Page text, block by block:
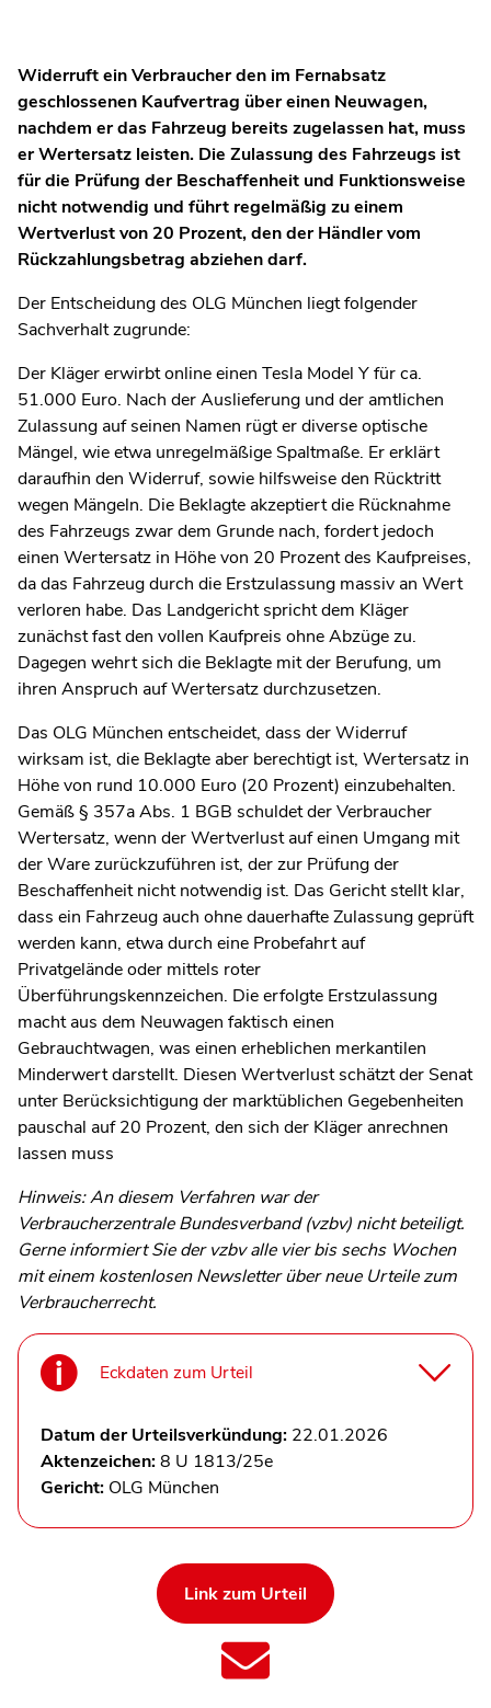
Widerruft ein Verbraucher den im Fernabsatz
geschlossenen Kaufvertrag über einen Neuwagen,
nachdem er das Fahrzeug bereits zugelassen hat, muss
er Wertersatz leisten. Die Zulassung des Fahrzeugs ist
für die Prüfung der Beschaffenheit und Funktionsweise
nicht notwendig und führt regelmäßig zu einem
Wertverlust von 20 Prozent, den der Händler vom
Rückzahlungsbetrag abziehen darf.
Der Entscheidung des OLG München liegt folgender
Sachverhalt zugrunde:
Der Kläger erwirbt online einen Tesla Model Y für ca.
51.000 Euro. Nach der Auslieferung und der amtlichen
Zulassung auf seinen Namen rügt er diverse optische
Mängel, wie etwa unregelmäßige Spaltmaße. Er erklärt
daraufhin den Widerruf, sowie hilfsweise den Rücktritt
wegen Mängeln. Die Beklagte akzeptiert die Rücknahme
des Fahrzeugs zwar dem Grunde nach, fordert jedoch
einen Wertersatz in Höhe von 20 Prozent des Kaufpreises,
da das Fahrzeug durch die Erstzulassung massiv an Wert
verloren habe. Das Landgericht spricht dem Kläger
zunächst fast den vollen Kaufpreis ohne Abzüge zu.
Dagegen wehrt sich die Beklagte mit der Berufung, um
ihren Anspruch auf Wertersatz durchzusetzen.
Das OLG München entscheidet, dass der Widerruf
wirksam ist, die Beklagte aber berechtigt ist, Wertersatz in
Höhe von rund 10.000 Euro (20 Prozent) einzubehalten.
Gemäß § 357a Abs. 1 BGB schuldet der Verbraucher
Wertersatz, wenn der Wertverlust auf einen Umgang mit
der Ware zurückzuführen ist, der zur Prüfung der
Beschaffenheit nicht notwendig ist. Das Gericht stellt klar,
dass ein Fahrzeug auch ohne dauerhafte Zulassung geprüft
werden kann, etwa durch eine Probefahrt auf
Privatgelände oder mittels roter
Überführungskennzeichen. Die erfolgte Erstzulassung
macht aus dem Neuwagen faktisch einen
Gebrauchtwagen, was einen erheblichen merkantilen
Minderwert darstellt. Diesen Wertverlust schätzt der Senat
unter Berücksichtigung der marktüblichen Gegebenheiten
pauschal auf 20 Prozent, den sich der Kläger anrechnen
lassen muss
Hinweis: An diesem Verfahren war der
Verbraucherzentrale Bundesverband (vzbv) nicht beteiligt.
Gerne informiert Sie der vzbv alle vier bis sechs Wochen
mit einem kostenlosen Newsletter über neue Urteile zum
Verbraucherrecht.
Eckdaten zum Urteil
Datum der Urteilsverkündung: 22.01.2026
Aktenzeichen:8 U 1813/25e
Gericht: OLG München
Link zum Urteil